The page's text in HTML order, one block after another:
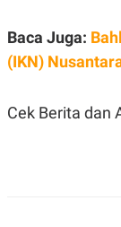
K
E
M
E
E
Baca Juga:
(IKN)
Cek Berita dan